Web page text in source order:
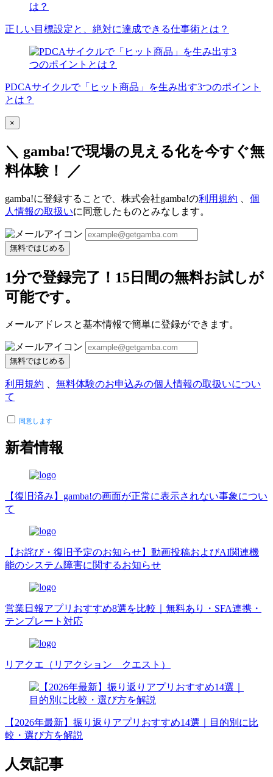
正しい目標設定と、絶対に達成できる仕事術とは？
PDCAサイクルで「ヒット商品」を生み出す3つのポイント
とは？
×
＼ gamba!で現場の見える化を今すぐ無
料体験！ ／
gamba!に登録することで、株式会社gamba!の利用規約
個
人情報の取扱いに同意したものとみなします。
無料ではじめる
1分で登録完了！15日間の無料お試しが
可能です。
メールアドレスと基本情報で簡単に登録ができます。
無料ではじめる
利用規約 、 無料体験のお申込みの個人情報の取扱いについ
て
同意します
新着情報
【復旧済み】gamba!の画面が正常に表示されない事象につい
て
【お詫び・復旧予定のお知らせ】動画投稿およびAI関連機
能のシステム障害に関するお知らせ
営業日報アプリおすすめ8選を比較｜無料あり・SFA連携・
テンプレート対応
リアクエ（リアクション クエスト）
【2026年最新】振り返りアプリおすすめ14選｜目的別に比
較・選び方を解説
人気記事